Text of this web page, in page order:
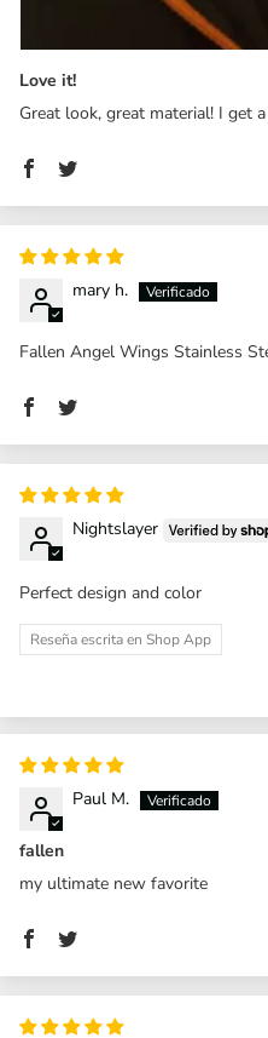
Love it!
Great look, great material! I get
mary h.
Fallen Angel Wings Stainless
Nightslayer
Perfect design and color
Reseña escrita en Shop App
Paul M.
fallen
my ultimate new favorite